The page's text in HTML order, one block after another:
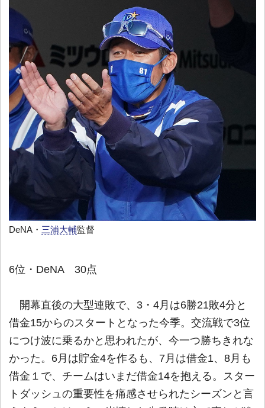
DeNA・ 三浦大輔監督
6位・DeNA 30点
開幕直後の大型連敗で、3・4月は6勝21敗4分と
借金15からのスタートとなった今季。交流戦で3位
につけ波に乗るかと思われたが、今一つ勝ちきれな
かった。6月は貯金4を作るも、7月は借金1、8月も
借金１で、チームはいまだ借金14を抱える。スター
トダッシュの重要性を痛感させられたシーズンと言